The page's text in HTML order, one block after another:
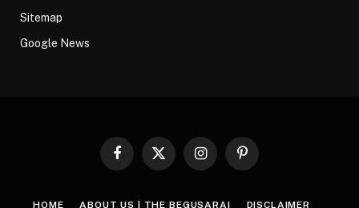
Sitemap
Google News
Facebook
X
InstagramPinterest
HOME ABOUT US | THE BEGUSARAI DISCLAIMER